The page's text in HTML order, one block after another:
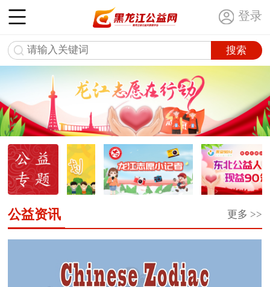
登录
更多 >>
公益资讯